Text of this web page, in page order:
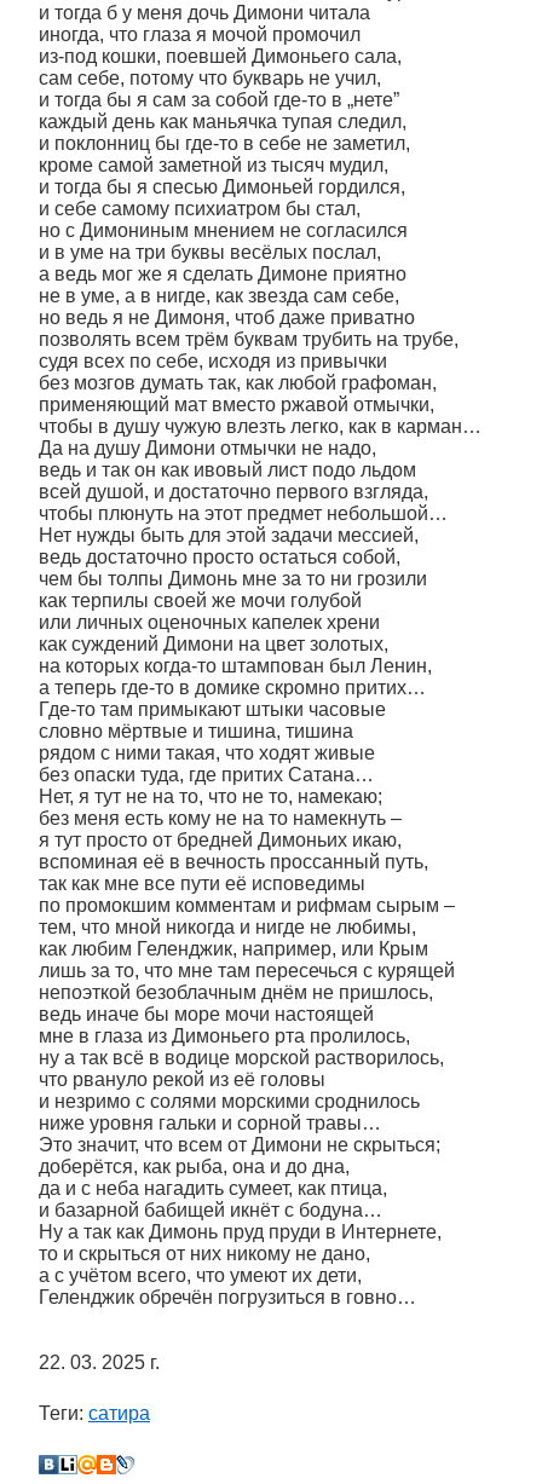
и тогда б у меня дочь Димони читала
иногда, что глаза я мочой промочил
из-под кошки, поевшей Димоньего сала,
сам себе, потому что букварь не учил,
и тогда бы я сам за собой где-то в „нете”
каждый день как маньячка тупая следил,
и поклонниц бы где-то в себе не заметил,
кроме самой заметной из тысяч мудил,
и тогда бы я спесью Димоньей гордился,
и себе самому психиатром бы стал,
но с Димониным мнением не согласился
и в уме на три буквы весёлых послал,
а ведь мог же я сделать Димоне приятно
не в уме, а в нигде, как звезда сам себе,
но ведь я не Димоня, чтоб даже приватно
позволять всем трём буквам трубить на трубе,
судя всех по себе, исходя из привычки
без мозгов думать так, как любой графоман,
применяющий мат вместо ржавой отмычки,
чтобы в душу чужую влезть легко, как в карман…
Да на душу Димони отмычки не надо,
ведь и так он как ивовый лист подо льдом
всей душой, и достаточно первого взгляда,
чтобы плюнуть на этот предмет небольшой…
Нет нужды быть для этой задачи мессией,
ведь достаточно просто остаться собой,
чем бы толпы Димонь мне за то ни грозили
как терпилы своей же мочи голубой
или личных оценочных капелек хрени
как суждений Димони на цвет золотых,
на которых когда-то штампован был Ленин,
а теперь где-то в домике скромно притих…
Где-то там примыкают штыки часовые
словно мёртвые и тишина, тишина
рядом с ними такая, что ходят живые
без опаски туда, где притих Сатана…
Нет, я тут не на то, что не то, намекаю;
без меня есть кому не на то намекнуть –
я тут просто от бредней Димоньих икаю,
вспоминая её в вечность проссанный путь,
так как мне все пути её исповедимы
по промокшим комментам и рифмам сырым –
тем, что мной никогда и нигде не любимы,
как любим Геленджик, например, или Крым
лишь за то, что мне там пересечься с курящей
непоэткой безоблачным днём не пришлось,
ведь иначе бы море мочи настоящей
мне в глаза из Димоньего рта пролилось,
ну а так всё в водице морской растворилось,
что рвануло рекой из её головы
и незримо с солями морскими сроднилось
ниже уровня гальки и сорной травы…
Это значит, что всем от Димони не скрыться;
доберётся, как рыба, она и до дна,
да и с неба нагадить сумеет, как птица,
и базарной бабищей икнёт с бодуна…
Ну а так как Димонь пруд пруди в Интернете,
то и скрыться от них никому не дано,
а с учётом всего, что умеют их дети,
Геленджик обречён погрузиться в говно…
22. 03. 2025 г.
Теги: сатира